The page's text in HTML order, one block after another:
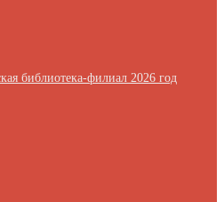
библиотека-филиал 2026 год